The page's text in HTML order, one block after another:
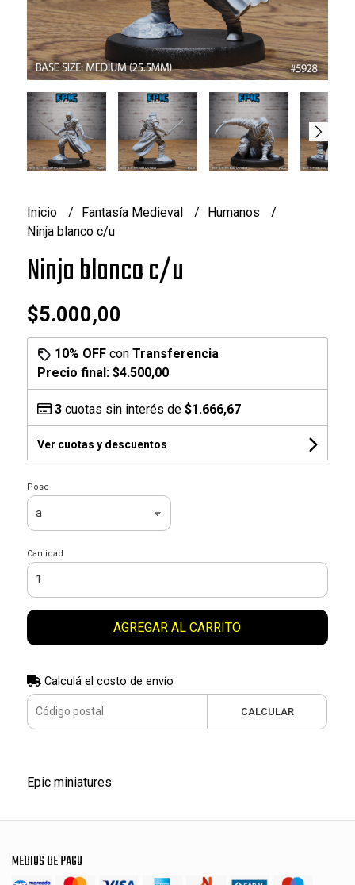
Inicio Fantasía Medieval
Humanos
Ninja blanco c/u
Ninja blanco c/u
$5.000,00
10% OFFcon Transferencia
Precio final: $4.500,00
3cuotas sin interés de $1.666,67
Ver cuotas y descuentos
Pose
Cantidad
AGREGAR AL CARRITO
Calculá el costo de envío
CALCULAR
Epic miniatures
MEDIOS DE PAGO